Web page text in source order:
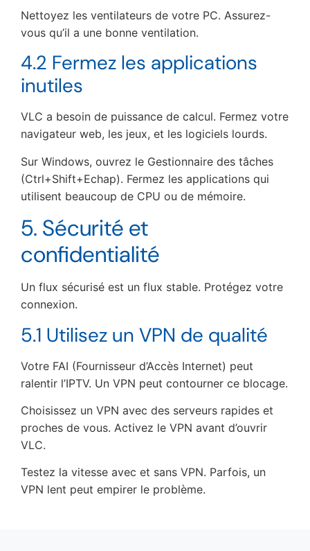
Nettoyez les ventilateurs de votre PC. Assurez-
vous qu’il a une bonne ventilation.
4.2 Fermez les applications
inutiles
VLC a besoin de puissance de calcul. Fermez votre
navigateur web, les jeux, et les logiciels lourds.
Sur Windows, ouvrez le Gestionnaire des tâches
(Ctrl+Shift+Echap). Fermez les applications qui
utilisent beaucoup de CPU ou de mémoire.
5. Sécurité et
confidentialité
Un flux sécurisé est un flux stable. Protégez votre
connexion.
5.1 Utilisez un VPN de qualité
Votre FAI (Fournisseur d’Accès Internet) peut
ralentir l’IPTV. Un VPN peut contourner ce blocage.
Choisissez un VPN avec des serveurs rapides et
proches de vous. Activez le VPN avant d’ouvrir
VLC.
Testez la vitesse avec et sans VPN. Parfois, un
VPN lent peut empirer le problème.